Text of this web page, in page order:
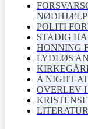
NØDHJÆLP
POLITI
STADIG
HONNING
LYDLØS
A NIGHT
OVERLEV